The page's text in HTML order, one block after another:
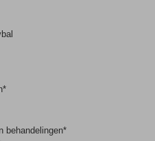
behandelingen*